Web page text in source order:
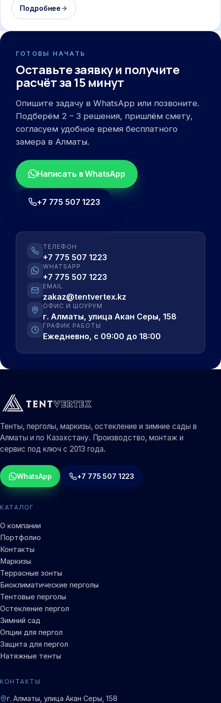
Подробнее
ГОТОВЫ НАЧАТЬ
Оставьте заявку и получите
расчёт за 15 минут
Опишите задачу в WhatsApp или позвоните.
Подберём 2 – 3 решения, пришлём смету,
согласуем удобное время бесплатного
замера в Алматы.
Написать в WhatsApp
+7 775 507 1223
ТЕЛЕФОН
+7 775 507 1223
WHATSAPP
+7 775 507 1223
EMAIL
zakaz@tentvertex.kz
ОФИС И ШОУРУМ
г. Алматы, улица Акан Серы, 158
ГРАФИК РАБОТЫ
Ежедневно, с 09:00 до 18:00
Тенты, перголы, маркизы, остекление и зимние сады в
Алматы и по Казахстану. Производство, монтаж и
сервис под ключ с 2013 года.
WhatsApp +7 775 507 1223
КАТАЛОГ
О компании
Портфолио
Контакты
Маркизы
Террасные зонты
Биоклиматические перголы
Тентовые перголы
Остекление пергол
Зимний сад
Опции для пергол
Защита для пергол
Натяжные тенты
КОНТАКТЫ
г. Алматы, улица Акан Серы, 158